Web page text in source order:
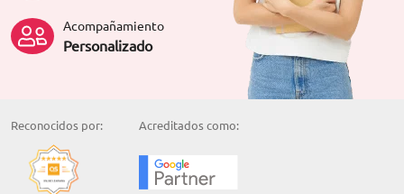
Acompañamiento
Personalizado
Reconocidos por: Acreditados como: